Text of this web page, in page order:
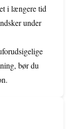
i længere tid
under
bør du